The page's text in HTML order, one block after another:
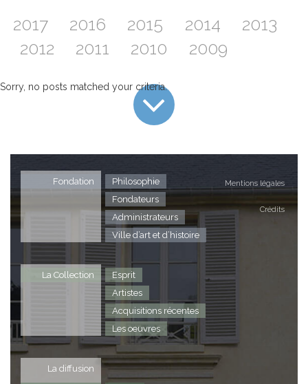
2017 2016 2015 2014
2013
2012
2011 2010 2009
Sorry, no posts matched your criteria.
Mentions légales
Crédits
Fondation
Philosophie
Fondateurs
Administrateurs
Ville d’art et d’histoire
La Collection
Esprit
Artistes
Acquisitions récentes
Les oeuvres
La diffusion